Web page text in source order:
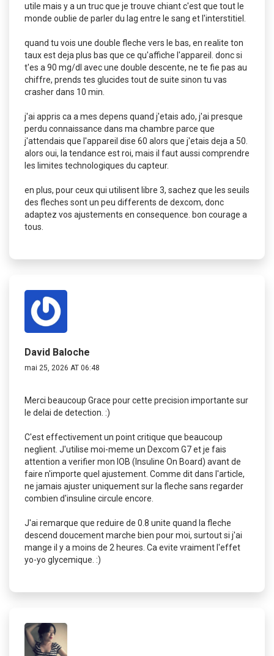
utile mais y a un truc que je trouve chiant c'est que tout le
monde oublie de parler du lag entre le sang et l'interstitiel.
quand tu vois une double fleche vers le bas, en realite ton
taux est deja plus bas que ce qu'affiche l'appareil. donc si
t'es a 90 mg/dl avec une double descente, ne te fie pas au
chiffre, prends tes glucides tout de suite sinon tu vas
crasher dans 10 min.
j'ai appris ca a mes depens quand j'etais ado, j'ai presque
perdu connaissance dans ma chambre parce que
j'attendais que l'appareil dise 60 alors que j'etais deja a 50.
alors oui, la tendance est roi, mais il faut aussi comprendre
les limites technologiques du capteur.
en plus, pour ceux qui utilisent libre 3, sachez que les seuils
des fleches sont un peu differents de dexcom, donc
adaptez vos ajustements en consequence. bon courage a
tous.
David Baloche
mai 25, 2026 AT 06:48
Merci beaucoup Grace pour cette precision importante sur
le delai de detection. :)
C'est effectivement un point critique que beaucoup
neglient. J'utilise moi-meme un Dexcom G7 et je fais
attention a verifier mon IOB (Insuline On Board) avant de
faire n'importe quel ajustement. Comme dit dans l'article,
ne jamais ajuster uniquement sur la fleche sans regarder
combien d'insuline circule encore.
J'ai remarque que reduire de 0.8 unite quand la fleche
descend doucement marche bien pour moi, surtout si j'ai
mange il y a moins de 2 heures. Ca evite vraiment l'effet
yo-yo glycemique. :)